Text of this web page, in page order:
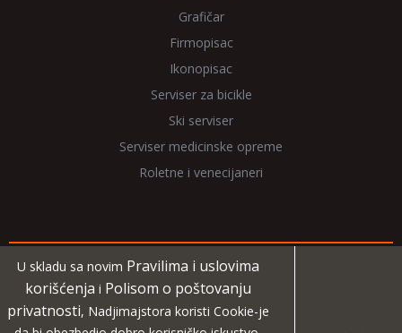
Grafičar
Firmopisac
Ikonopisac
Serviser za bicikle
Ski serviser
Serviser medicinske opreme
Roletne i venecijaneri
Copyright 2026 NadjiMajstora.rs
Informacije i grafički elementi su vlasništvo veb sajta
U skladu sa novim Pravilima i uslovima
korišćenja i Polisom o poštovanju
privatnosti, Nadjimajstora koristi Cookie-je